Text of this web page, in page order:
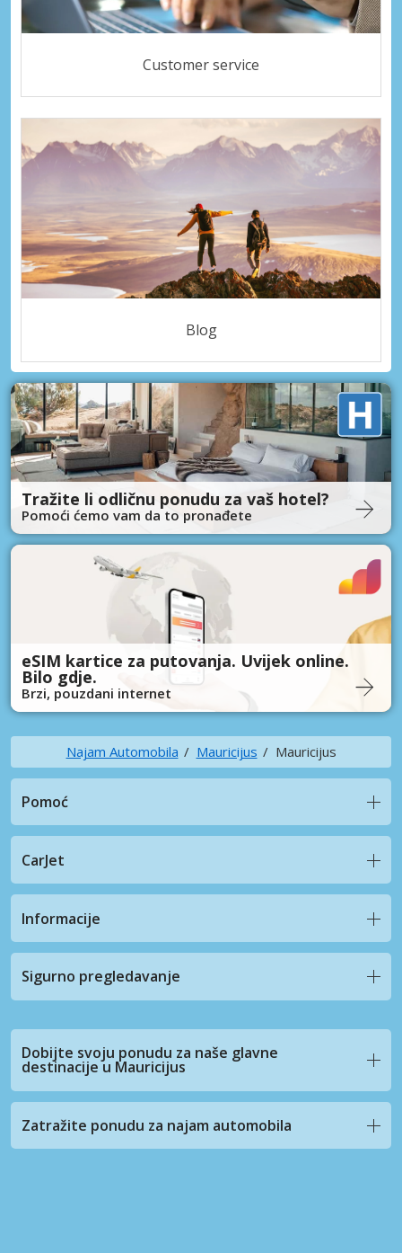
Customer service
Blog
Tražite li odličnu ponudu za vaš hotel?
Pomoći ćemo vam da to pronađete
eSIM kartice za putovanja. Uvijek online.
Bilo gdje.
Brzi, pouzdani internet
Najam Automobila Mauricijus Mauricijus
Pomoć
CarJet
Informacije
Sigurno pregledavanje
Dobijte svoju ponudu za naše glavne
destinacije u Mauricijus
Zatražite ponudu za najam automobila